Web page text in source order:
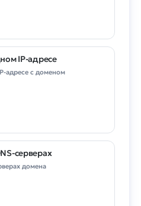
IP-адресе
адресе с доменом
серверах
домена